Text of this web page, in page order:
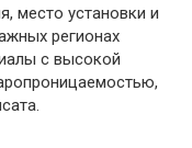
место установки и
регионах
с высокой